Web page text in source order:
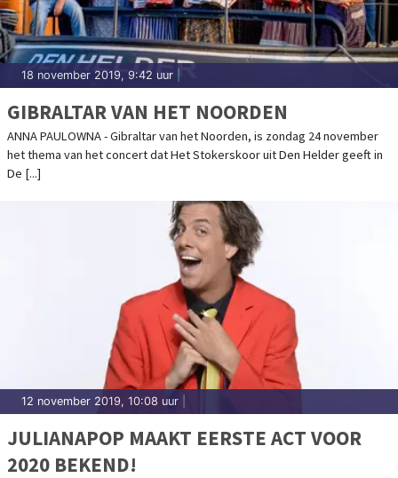
18 november 2019, 9:42 uur
GIBRALTAR VAN HET NOORDEN
ANNA PAULOWNA - Gibraltar van het Noorden, is zondag 24 november
het thema van het concert dat Het Stokerskoor uit Den Helder geeft in
De [...]
12 november 2019, 10:08 uur
JULIANAPOP MAAKT EERSTE ACT VOOR
2020 BEKEND!